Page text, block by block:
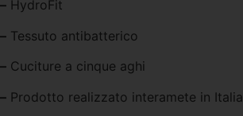
– HydroFit
– Tessuto antibatterico
– Cuciture a cinque aghi
– Prodotto realizzato interamete in Italia